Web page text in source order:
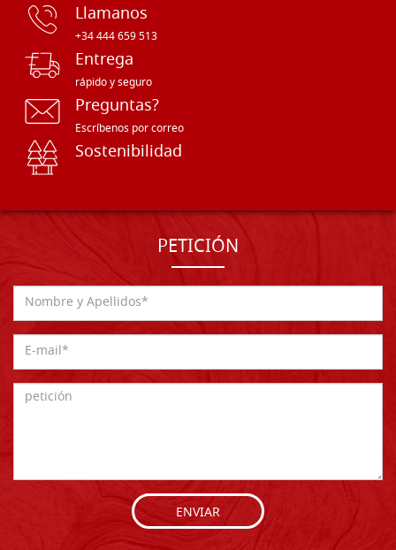
Llamanos
+34 444 659 513
Entrega
rápido y seguro
Preguntas?
Escríbenos por correo
Sostenibilidad
PETICIÓN
ENVIAR